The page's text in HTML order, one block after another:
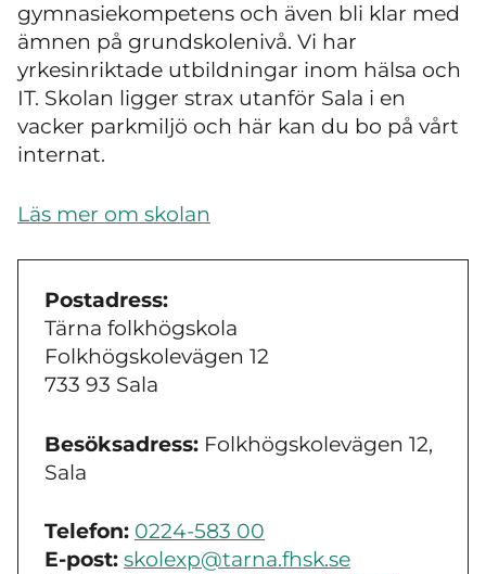
gymnasiekompetens och även bli klar med
ämnen på grundskolenivå. Vi har
yrkesinriktade utbildningar inom hälsa och
IT. Skolan ligger strax utanför Sala i en
vacker parkmiljö och här kan du bo på vårt
internat.
Läs mer om skolan
Postadress:
Tärna folkhögskola
Folkhögskolevägen 12
733 93 Sala
Besöksadress: Folkhögskolevägen 12,
Sala
Telefon: 0224-583 00
E-post: skolexp@tarna.fhsk.se